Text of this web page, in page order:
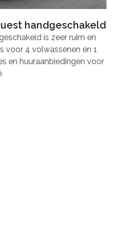
handgeschakeld
is zeer ruim en
voor 4 volwassenen en 1
en huuraanbiedingen voor